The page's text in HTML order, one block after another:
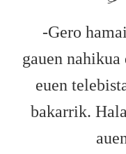
-Gero
gauen
euen
bakarrik.